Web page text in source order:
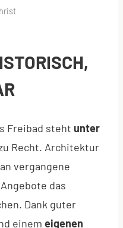
Freibad steht unter
Recht. Architektur
vergangene
das
Dank guter
einem eigenen